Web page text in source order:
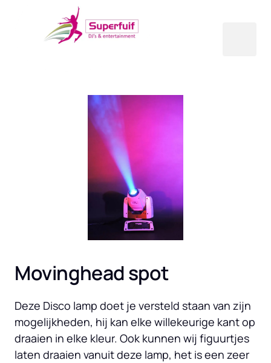
Movinghead spot
Deze Disco lamp doet je versteld staan van zijn
mogelijkheden, hij kan elke willekeurige kant op
draaien in elke kleur. Ook kunnen wij figuurtjes
laten draaien vanuit deze lamp, het is een zeer